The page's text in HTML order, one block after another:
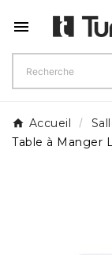

Accueil
Table à Manger